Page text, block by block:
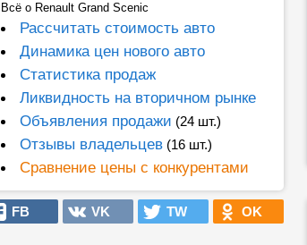
Всё о Renault Grand Scenic
Рассчитать стоимость авто
Динамика цен нового авто
Статистика продаж
Ликвидность на вторичном рынке
Объявления продажи (24 шт.)
Отзывы владельцев (16 шт.)
Сравнение цены с конкурентами
FB VK TW OK